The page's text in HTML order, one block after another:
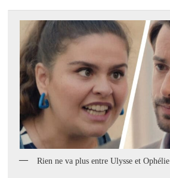
Rien ne va plus entre Ulysse et Ophélie